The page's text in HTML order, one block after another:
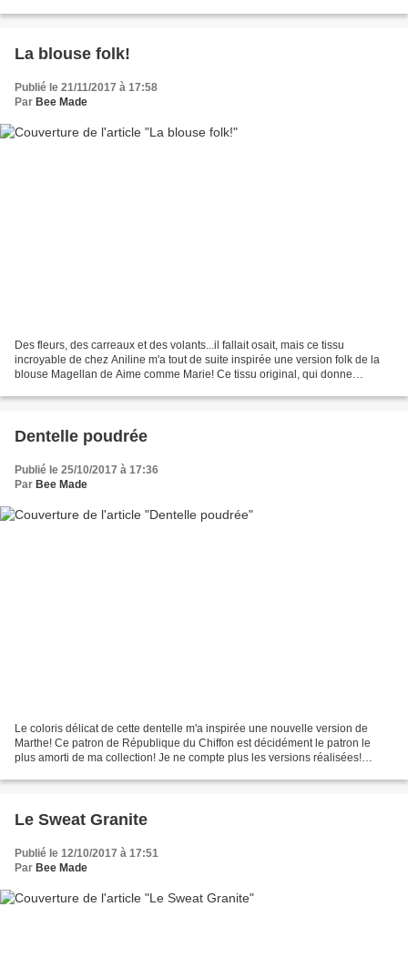
La blouse folk!
Publié le 21/11/2017 à 17:58
Par Bee Made
Des fleurs, des carreaux et des volants...il fallait osait, mais ce tissu
incroyable de chez Aniline m'a tout de suite inspirée une version folk de la
blouse Magellan de Aime comme Marie! Ce tissu original, qui donne
Dentelle poudrée
Publié le 25/10/2017 à 17:36
Par Bee Made
Le coloris délicat de cette dentelle m'a inspirée une nouvelle version de
Marthe! Ce patron de République du Chiffon est décidément le patron le
plus amorti de ma collection! Je ne compte plus les versions réalisées!
Le Sweat Granite
Publié le 12/10/2017 à 17:51
Par Bee Made